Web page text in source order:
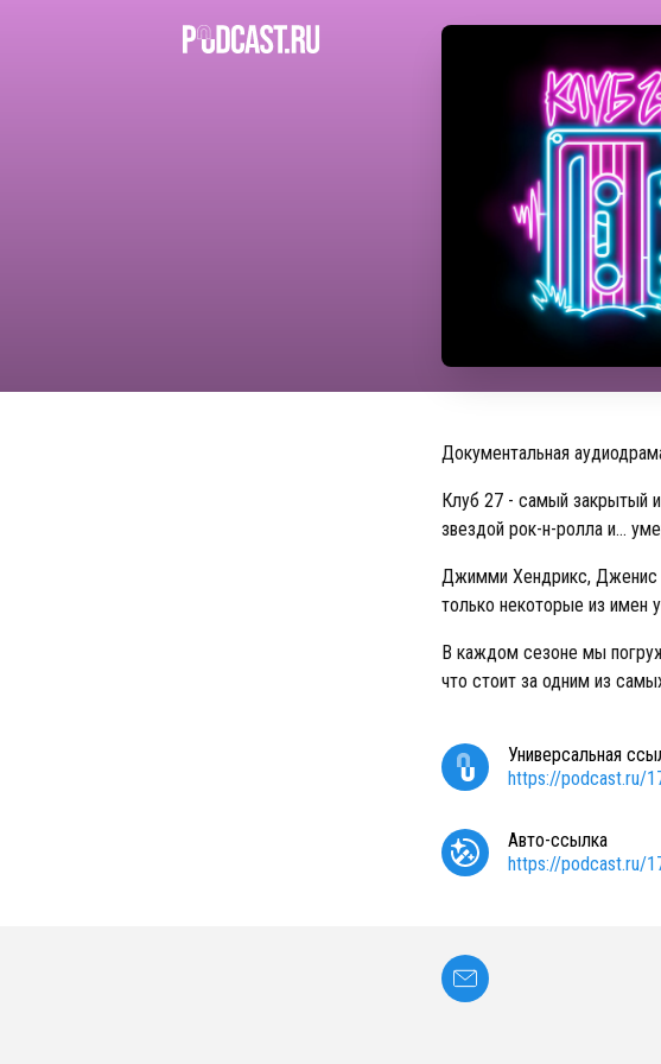
Документальная
Клуб 27 - самый закрытый
звездой рок-н-ролла и…
Джимми Хендрикс, Дженис
только некоторые из имен
В каждом сезоне мы
что стоит за одним из
Универсальная
https://podcast.ru/
Авто-ссылка
https://podcast.ru/